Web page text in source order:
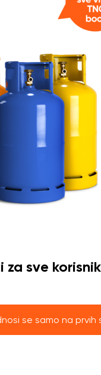
za sve
se samo na prvih